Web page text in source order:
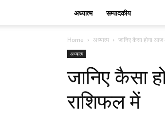
अध्यात्म सम्पादकीय
Home अध्यात्म जानिए कैसा होगा
अध्यात्म
जानिए कैसा
राशिफल में